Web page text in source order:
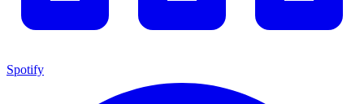
Spotify